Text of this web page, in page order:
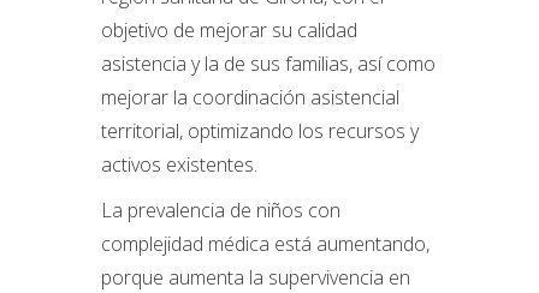
objetivo de mejorar su calidad
asistencia y la de sus familias, así como
mejorar la coordinación asistencial
territorial, optimizando los recursos y
activos existentes.
La prevalencia de niños con
complejidad médica está aumentando,
porque aumenta la supervivencia en